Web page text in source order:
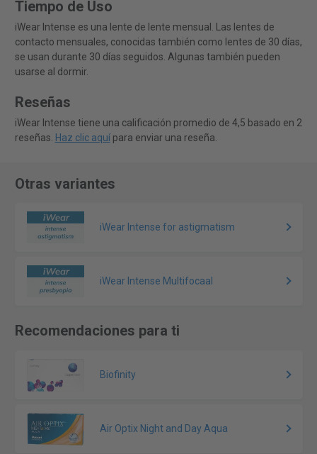
Tiempo de Uso
iWear Intense es una lente de lente mensual. Las lentes de
contacto mensuales, conocidas también como lentes de 30 días,
se usan durante 30 días seguidos. Algunas también pueden
usarse al dormir.
Reseñas
iWear Intense tiene una calificación promedio de 4,5 basado en 2
reseñas. Haz clic aquípara enviar una reseña.
Otras variantes
iWear Intense for astigmatism
iWear Intense Multifocaal
Recomendaciones para ti
Biofinity
Air Optix Night and Day Aqua